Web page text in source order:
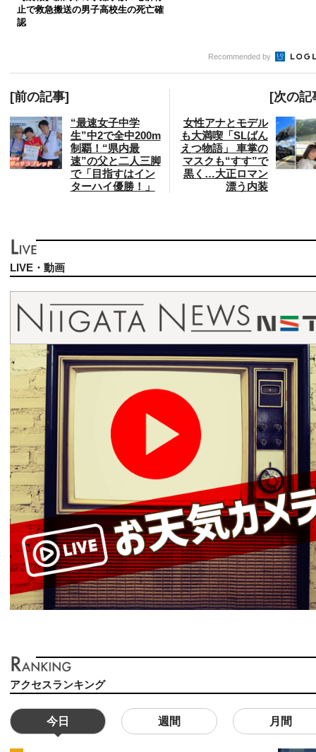
止で救急搬送の男子高校生の死亡確
認
Recommended by
[前の記事]
“最速女子中学
生”中2で全中200m
制覇！“県内最
速”の父と二人三脚
で「目指すはイン
ターハイ優勝！」
[次の記
女性アナとモデル
も大満喫「SLばん
えつ物語」 車掌の
マスクも“すす”で
黒く…大正ロマン
漂う内装
LIVE・動画
アクセスランキング
今日 週間 月間